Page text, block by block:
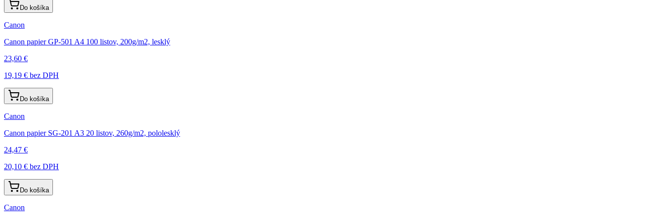
Do košíka
Canon
Canon papier GP-501 A4 100 listov, 200g/m2, lesklý
23,60 €
19,19 € bez DPH
Do košíka
Canon
Canon papier SG-201 A3 20 listov, 260g/m2, pololesklý
24,47 €
20,10 € bez DPH
Do košíka
Canon